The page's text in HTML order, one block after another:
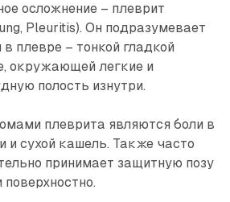
осложнение – плеврит
Pleuritis). Он подразумевает
плевре – тонкой гладкой
окружающей легкие и
полость изнутри.
плеврита являются боли в
и сухой кашель. Также часто
принимает защитную позу